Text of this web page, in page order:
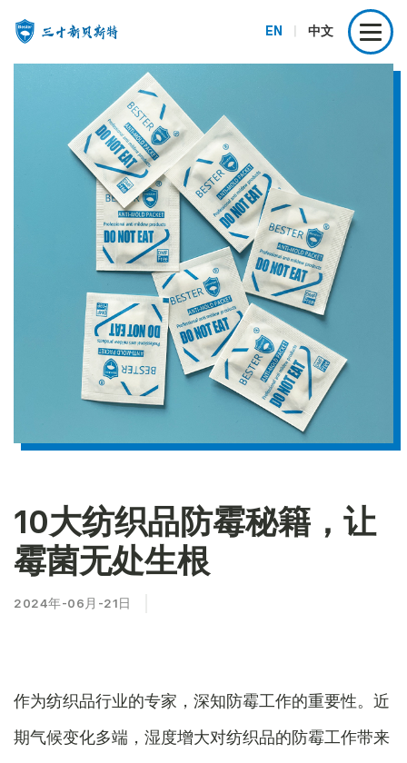
EN 中文
10大纺织品防霉秘籍，让
霉菌无处生根
2024年-06月-21日
作为纺织品行业的专家，深知防霉工作的重要性。近
期气候变化多端，湿度增大对纺织品的防霉工作带来